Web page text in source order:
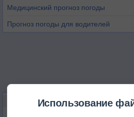
Медицинский прогноз погоды
Прогноз погоды для водителей
НОВОЕ О ПОГОДЕ
Использование